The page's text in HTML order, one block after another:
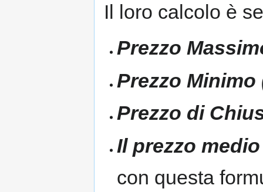
Il loro calcolo è
Prezzo
Prezzo Minimo
Prezzo di
Il prezzo medio
con questa